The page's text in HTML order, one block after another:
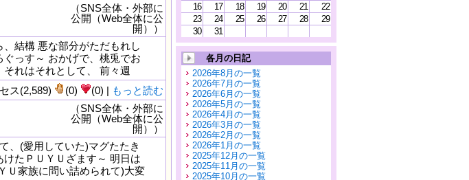
（SNS全体・外部に
公開（Web全体に公
開））
結構 悪な部分がただもれし
っす～ おかげで、桃兎でお
れはそれとして、 前々週
ス(2,589) (0) (0) | もっと読む
（SNS全体・外部に
公開（Web全体に公
開））
、(愛用していた)マグたたき
たＰＵＹＵざます～ 明日は
Ｕ家族に問い詰められて)大変
16
17 18 19 20 21
22
23
24 25 26 27 28
29
30
31
各月の日記
2026年8月の一覧
2026年7月の一覧
2026年6月の一覧
2026年5月の一覧
2026年4月の一覧
2026年3月の一覧
2026年2月の一覧
2026年1月の一覧
2025年12月の一覧
2025年11月の一覧
2025年10月の一覧